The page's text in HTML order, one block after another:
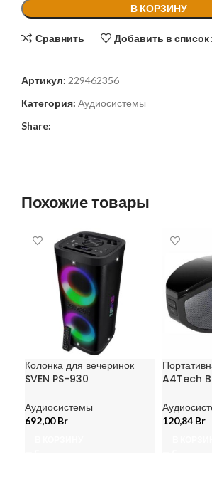
В КОРЗИНУ
Сравнить Добавить в
Артикул: 229462356
Категория: Аудиосистемы
Share:
Похожие товары
Колонка для вечеринок
SVEN PS-930
Аудиосистемы
692,00Br
A4Tech
120,84 Br